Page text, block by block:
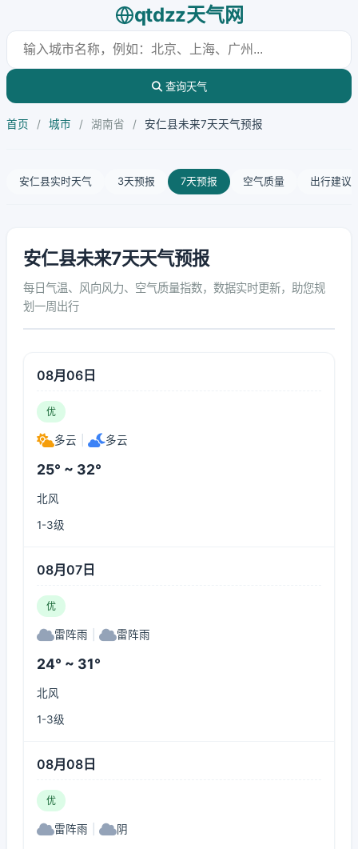
qtdzz天气网
查询天气
首页 / 城市 / 湖南省 / 安仁县未来7天天气预报
安仁县实时天气 3天预报 7天预报 空气质量 出行建议
安仁县未来7天天气预报
每日气温、风向风力、空气质量指数，数据实时更新，助您规
划一周出行
08月06日
优
多云 多云
25° ~ 32°
北风
1-3级
08月07日
优
雷阵雨 雷阵雨
24° ~ 31°
北风
1-3级
08月08日
优
雷阵雨 阴